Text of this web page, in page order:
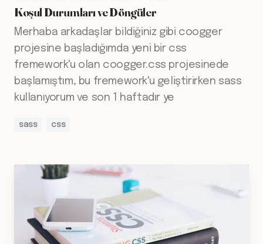
Koşul Durumları ve Döngüler
Merhaba arkadaşlar bildiğiniz gibi coogger
projesine başladığımda yeni bir css
fremework'u olan coogger.css projesinede
başlamıştım, bu fremework'u geliştirirken sass
kullanıyorum ve son 1 haftadır ye
sass css